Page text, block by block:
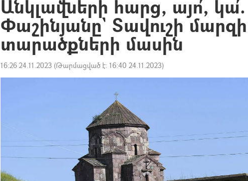
Անկլավների հարց, այո՛, կա՛.
Փաշինյանը` Տավուշի մարզի
տարածքների մասին
16:26 24.11.2023 (Թարմացված է: 16:40 24.11.2023)